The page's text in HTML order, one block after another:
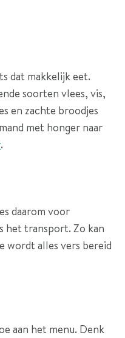
dat makkelijk eet.
soorten vlees, vis,
en zachte broodjes
met honger naar
.
daarom voor
het transport. Zo kan
wordt alles vers bereid
aan het menu. Denk